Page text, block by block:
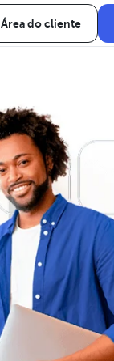
Área do cliente